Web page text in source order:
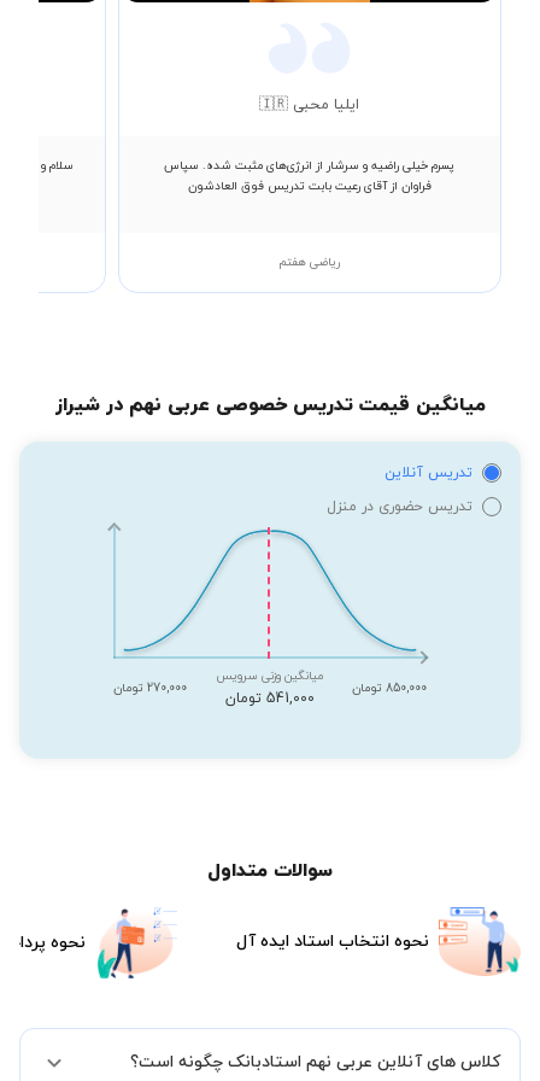
ایلیا محبی 🇮🇷
پسرم خیلی راضیه و سرشار از انرژی‌های مثبت شده. سپاس
فراوان از آقای رعیت بابت تدریس فوق العادشون
ریاضی هفتم
سلام و
میانگین قیمت تدریس خصوصی عربی نهم در شیراز
تدریس آنلاین
تدریس حضوری در منزل
850,000 تومان
میانگین وزنی سرویس
541,000 تومان
270,000 تومان
سوالات متداول
نحوه انتخاب استاد ایده آل نحوه
کلاس های آنلاین عربی نهم استادبانک چگونه است؟